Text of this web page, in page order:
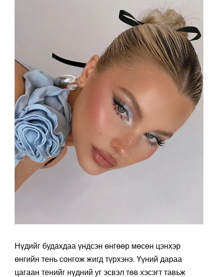
Нүдийг будахдаа үндсэн өнгөөр мөсөн цэнхэр
өнгийн тень сонгож жигд түрхэнэ. Үүний дараа
цагаан тенийг нүдний уг эсвэл төв хэсэгт тавьж